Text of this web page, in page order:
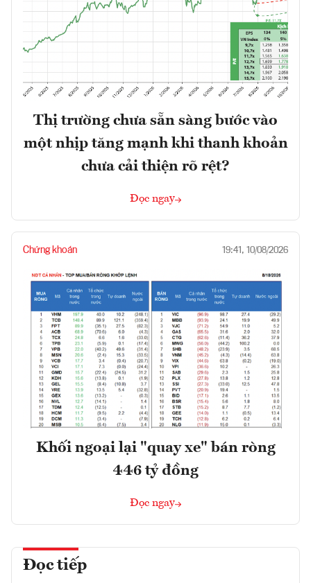
Thị trường chưa sẵn sàng bước vào
một nhịp tăng mạnh khi thanh khoản
chưa cải thiện rõ rệt?
Đọc ngay
Chứng khoán 19:41, 10/08/2026
Khối ngoại lại "quay xe" bán ròng
446 tỷ đồng
Đọc ngay
Đọc tiếp